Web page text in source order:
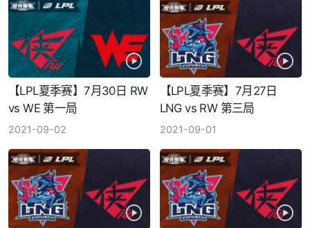
【LPL夏季赛】7月30日 RW
vs WE 第一局
2021-09-02
【LPL夏季赛】7月27日
LNG vs RW 第三局
2021-09-01